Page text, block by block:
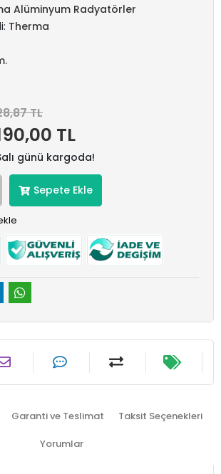
Alüminyum Radyatörler
Therma
TL
TL
günü kargoda!
Sepete Ekle
Garanti ve Teslimat Taksit Seçenekleri
Yorumlar